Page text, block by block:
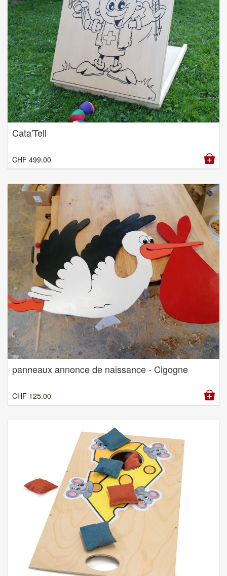
Cata'Tell
CHF 499.00
panneaux annonce de naissance - Cigogne
CHF 125.00